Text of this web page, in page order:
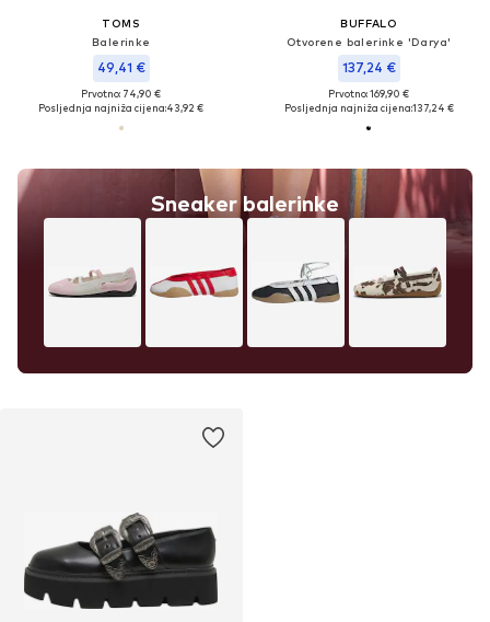
TOMS
Balerinke
49,41 €
Prvotno: 74,90 €
Posljednja najniža cijena:43,92 €
Sneaker balerinke
BUFFALO
Otvorene balerinke 'Darya'
137,24 €
Prvotno: 169,90 €
Posljednja najniža cijena:137,24 €